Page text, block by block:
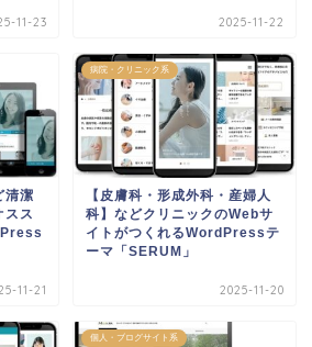
11-23 2025-11-22
清潔
スス
11-21
病院・クリニック系
【皮膚科・形成外科・産婦人
科】などクリニックのWebサ
イトがつくれるWordPressテ
ーマ「SERUM」
2025-11-20
個人・ブログサイト系